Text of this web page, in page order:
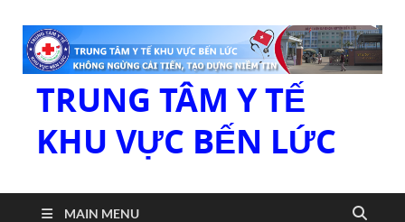
TRUNG TÂM Y TẾ
KHU VỰC BẾN LỨC
MAIN MENU